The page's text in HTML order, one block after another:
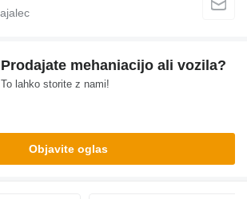
Prodajate mehaniacijo ali vozila?
To lahko storite z nami!
Objavite oglas